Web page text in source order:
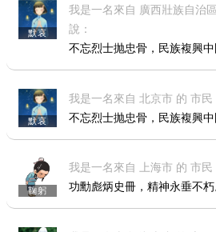
默哀
我是一名來自 廣西壯族自治
說：
不忘烈士抛忠骨，民族複興中
默哀
我是一名來自 北京市 的 市民
不忘烈士抛忠骨，民族複興中
鞠躬
我是一名來自 上海市 的 市民
功勳彪炳史冊，精神永垂不朽